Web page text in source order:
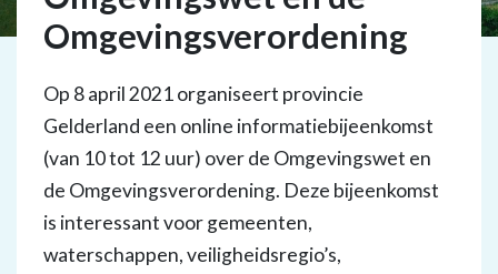
Omgevingsverordening
Op 8 april 2021 organiseert provincie
Gelderland een online informatiebijeenkomst
(van 10 tot 12 uur) over de Omgevingswet en
de Omgevingsverordening. Deze bijeenkomst
is interessant voor gemeenten,
waterschappen, veiligheidsregio’s,